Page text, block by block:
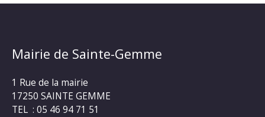
Mairie de Sainte-Gemme
1 Rue de la mairie
17250 SAINTE GEMME
TEL : 05 46 94 71 51